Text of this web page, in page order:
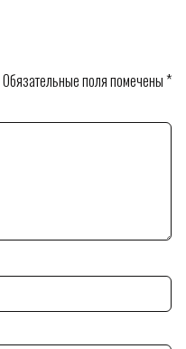
Обязательные поля помечены*